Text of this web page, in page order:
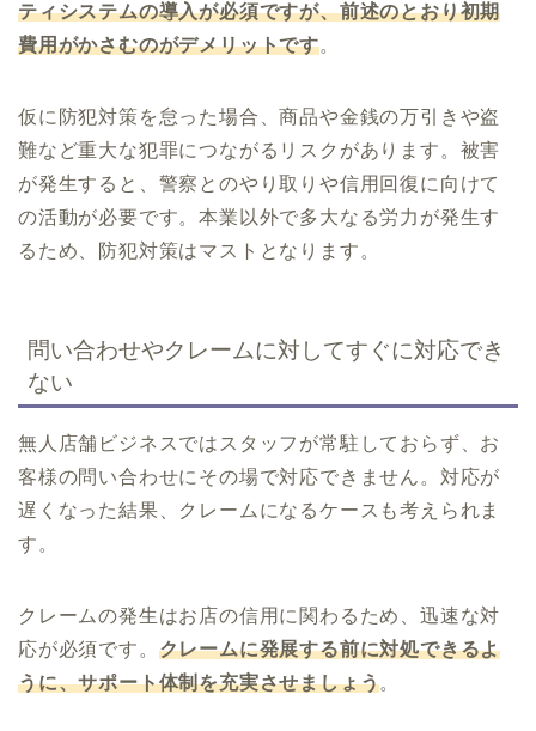
ティシステムの導入が必須ですが、前述のとおり初期
費用がかさむのがデメリットです。
仮に防犯対策を怠った場合、商品や金銭の万引きや盗
難など重大な犯罪につながるリスクがあります。被害
が発生すると、警察とのやり取りや信用回復に向けて
の活動が必要です。本業以外で多大なる労力が発生す
るため、防犯対策はマストとなります。
問い合わせやクレームに対してすぐに対応でき
ない
無人店舗ビジネスではスタッフが常駐しておらず、お
客様の問い合わせにその場で対応できません。対応が
遅くなった結果、クレームになるケースも考えられま
す。
クレームの発生はお店の信用に関わるため、迅速な対
応が必須です。 クレームに発展する前に対処できるよ
うに、サポート体制を充実させましょう。